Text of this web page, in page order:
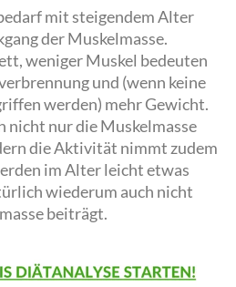
mit steigendem Alter
der Muskelmasse.
weniger Muskel bedeuten
und (wenn keine
werden) mehr Gewicht.
nicht nur die Muskelmasse
die Aktivität nimmt zudem
im Alter leicht etwas
wiederum auch nicht
beiträgt.